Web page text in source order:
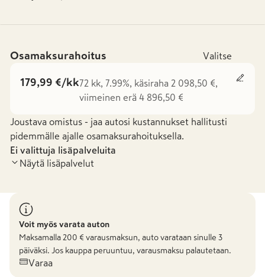
Osamaksurahoitus Valitse
179,99 €/kk72 kk, 7.99%, käsiraha 2 098,50 €,
viimeinen erä 4 896,50 €
Joustava omistus - jaa autosi kustannukset hallitusti
pidemmälle ajalle osamaksurahoituksella.
Ei valittuja lisäpalveluita
Näytä lisäpalvelut
Voit myös varata auton
Maksamalla 200 € varausmaksun, auto varataan sinulle 3
päiväksi. Jos kauppa peruuntuu, varausmaksu palautetaan.
Varaa